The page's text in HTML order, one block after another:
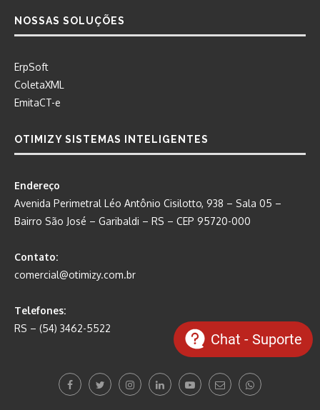
NOSSAS SOLUÇÕES
ErpSoft
ColetaXML
EmitaCT-e
OTIMIZY SISTEMAS INTELIGENTES
Endereço
Avenida Perimetral Léo Antônio Cisilotto, 938 – Sala 05 –
Bairro São José – Garibaldi – RS – CEP 95720-000
Contato:
comercial@otimizy.com.br
Telefones:
RS – (54) 3462-5522
Chat - Suporte